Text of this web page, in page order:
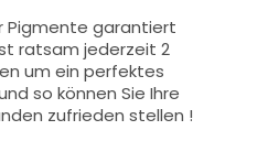
Pigmente garantiert
ratsam jederzeit 2
um ein perfektes
so können Sie Ihre
zufrieden stellen !